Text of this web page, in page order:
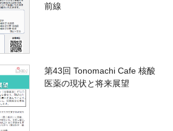
前線
第43回 Tonomachi Cafe 核酸
医薬の現状と将来展望